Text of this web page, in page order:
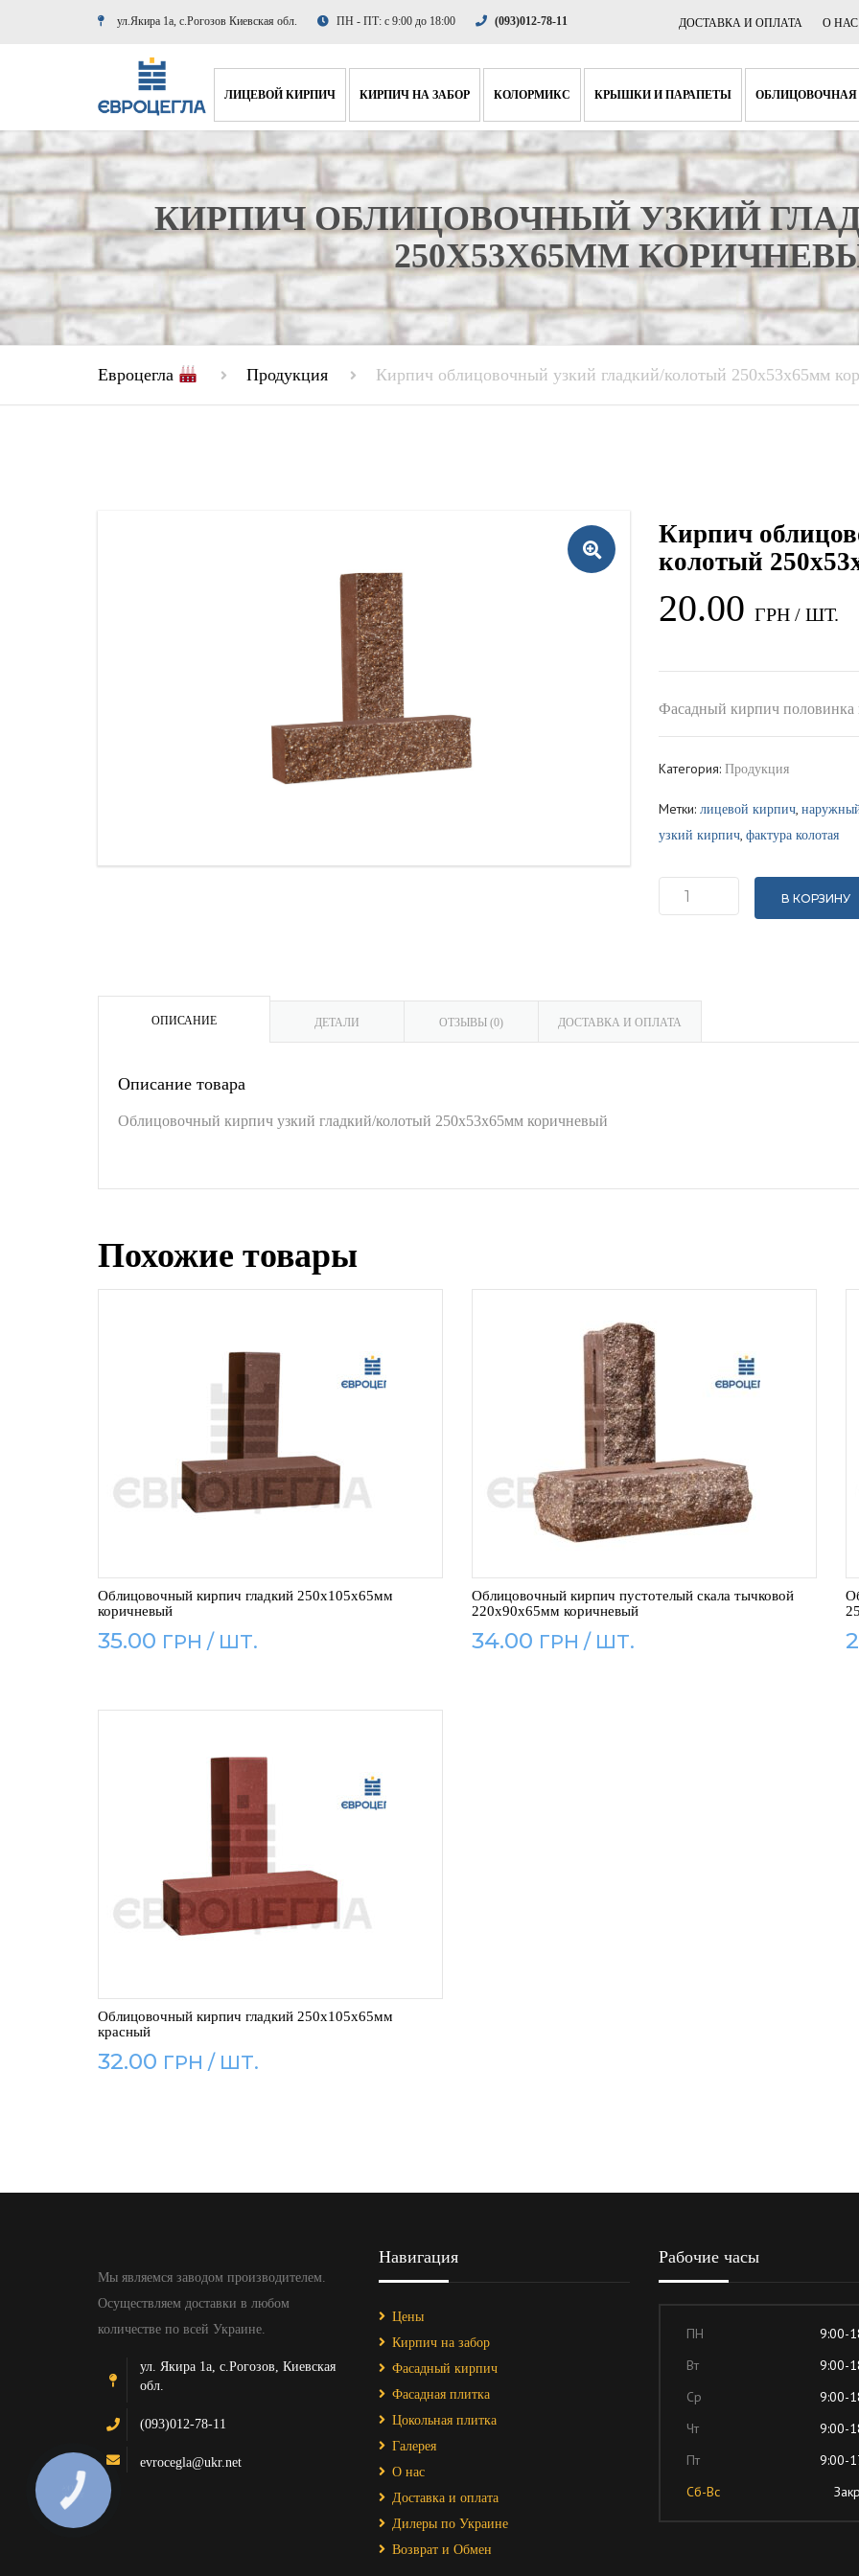
ул.Якира 1а, с.Рогозов Киевская обл. ПН - ПТ: с 9:00 до 18:00 (093)012-78-11 ДОСТАВКА И ОПЛАТА О НАС
ЛИЦЕВОЙ КИРПИЧ
РВАНЫЙ КИРПИЧ
ГЛАДКИЙ КИРПИЧ
ПУСТОТЕЛЫЙ КИРПИЧ
УЗКИЙ КИРПИЧ
КИРПИЧ НА ЗАБОР
КИРПИЧ НА СТОЛБИКИ
КИРПИЧ НА ПРОГОНЫ
КИРПИЧ ФАСОННЫЙ
КИРПИЧ ДЛЯ КОЛОН
КОЛОРМИКС КРЫШКИ И ПАРАПЕТЫ
КРЫШКИ
ПАРАПЕТЫ
ОБЛИЦОВОЧНАЯ
КОРОТКАЯ
СТАНДАРТНАЯ
ЦОКОЛЬНАЯ
КИРПИЧ ОБЛИЦОВОЧНЫЙ УЗКИЙ
250X53X65ММ
Евроцегла Продукция Кирпич облицовочный узкий гладкий/колотый 250x53x65мм
Кирпич
колотый
20.00
Фасадный кирпич половинка
Категория: Продукция
Метки: лицевой кирпич,
узкий кирпич, фактура колотая
Количество
В КОРЗИНУ
ОПИСАНИЕ ДЕТАЛИ ОТЗЫВЫ (0) ДОСТАВКА И ОПЛАТА
Описание товара
Облицовочный кирпич узкий гладкий/колотый 250x53x65мм коричневый
Похожие товары
Облицовочный кирпич гладкий 250x105x65мм
коричневый
35.00
Облицовочный кирпич пустотелый скала тычковой
220x90x65мм коричневый
34.00
Облицовочный кирпич гладкий 250x105x65мм
красный
32.00
Мы являемся заводом производителем.
Осуществляем доставки в любом
количестве по всей Украине.
ул. Якира 1а, с.Рогозов, Киевская
обл.
(093)012-78-11
evrocegla@ukr.net
Навигация
Цены
Кирпич на забор
Фасадный кирпич
Фасадная плитка
Цокольная плитка
Галерея
О нас
Доставка и оплата
Дилеры по Украине
Возврат и Обмен
Рабочие часы
ПН
9:00-
Вт
9:00-
Ср
9:00-
Чт
9:00-
Пт
9:00-
Сб-Вс